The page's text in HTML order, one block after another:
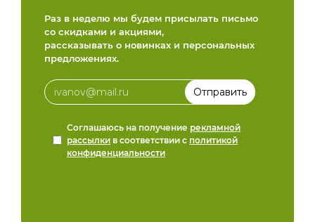
Раз в неделю мы будем присылать письмо
со скидками и акциями,
рассказывать о новинках и персональных
предложениях.
Соглашаюсь на получение рекламной
рассылки в соответствии с политикой
конфиденциальности